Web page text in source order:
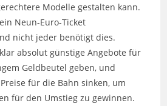
Modelle gestalten kann.
Neun-Euro-Ticket
nicht jeder benötigt dies.
absolut günstige Angebote für
Geldbeutel geben, und
für die Bahn sinken, um
für den Umstieg zu gewinnen.